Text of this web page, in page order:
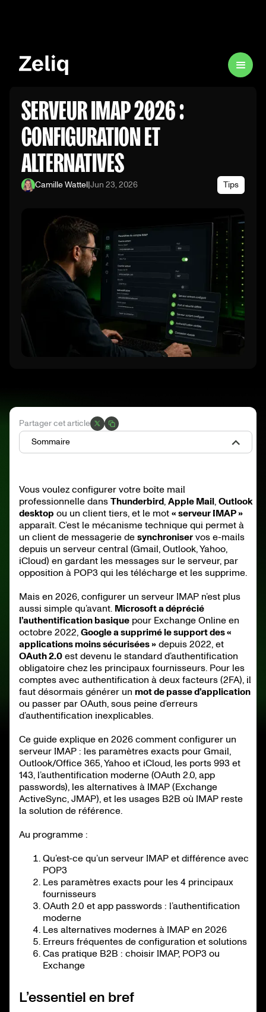
SERVEUR IMAP 2026 :
CONFIGURATION ET
ALTERNATIVES
Camille Wattel|Jun 23, 2026 Tips
Vous voulez configurer votre boîte mail
professionnelle dans Thunderbird, Apple Mail, Outlook
desktop ou un client tiers, et le mot « serveur IMAP »
apparaît. C’est le mécanisme technique qui permet à
un client de messagerie de synchroniser vos e-mails
depuis un serveur central (Gmail, Outlook, Yahoo,
iCloud) en gardant les messages sur le serveur, par
opposition à POP3 qui les télécharge et les supprime.
Mais en 2026, configurer un serveur IMAP n’est plus
aussi simple qu’avant. Microsoft a déprécié
l’authentification basique pour Exchange Online en
octobre 2022, Google a supprimé le support des «
applications moins sécurisées » depuis 2022, et
OAuth 2.0 est devenu le standard d’authentification
obligatoire chez les principaux fournisseurs. Pour les
comptes avec authentification à deux facteurs (2FA), il
faut désormais générer un mot de passe d’application
ou passer par OAuth, sous peine d’erreurs
d’authentification inexplicables.
Ce guide explique en 2026 comment configurer un
serveur IMAP : les paramètres exacts pour Gmail,
Outlook/Office 365, Yahoo et iCloud, les ports 993 et
143, l’authentification moderne (OAuth 2.0, app
passwords), les alternatives à IMAP (Exchange
ActiveSync, JMAP), et les usages B2B où IMAP reste
la solution de référence.
Au programme :
Qu’est-ce qu’un serveur IMAP et différence avec
POP3
Les paramètres exacts pour les 4 principaux
fournisseurs
OAuth 2.0 et app passwords : l’authentification
moderne
Les alternatives modernes à IMAP en 2026
Erreurs fréquentes de configuration et solutions
Cas pratique B2B : choisir IMAP, POP3 ou
Exchange
L’essentiel en bref
Partager cet article
Sommaire
Qu’est-ce qu’un serveur IMAP et différence avec POP3
Les paramètres exacts pour les 4 principaux fournisseurs
OAuth 2.0 et app passwords : l’authentification moderne
Les alternatives modernes à IMAP en 2026
Erreurs fréquentes de configuration et solutions
Cas pratique B2B : choisir IMAP, POP3 ou Exchange
Comment Zeliq évite la complexité IMAP/SMTP pour la
prospection
Quelle est la différence entre IMAP et POP3 ?
Quel est le port standard IMAP en 2026 ?
Conclusion : trois actions pour configurer votre serveur
IMAP en 2026
Pour aller plus loin